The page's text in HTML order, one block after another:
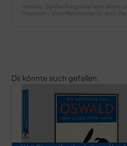
Hinweis: Bei Buchung/Kauf über diese
Provision – ohne Mehrkosten für dich.
Dir könnte auch gefallen: